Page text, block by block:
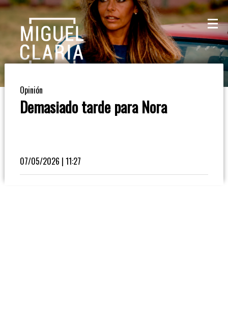
La
Mesa
Café
Opinión
Radioinforme
Opinión
Demasiado tarde para Nora
07/05/2026 | 11:27